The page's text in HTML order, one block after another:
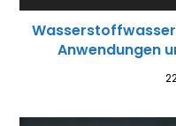
Anwendungen